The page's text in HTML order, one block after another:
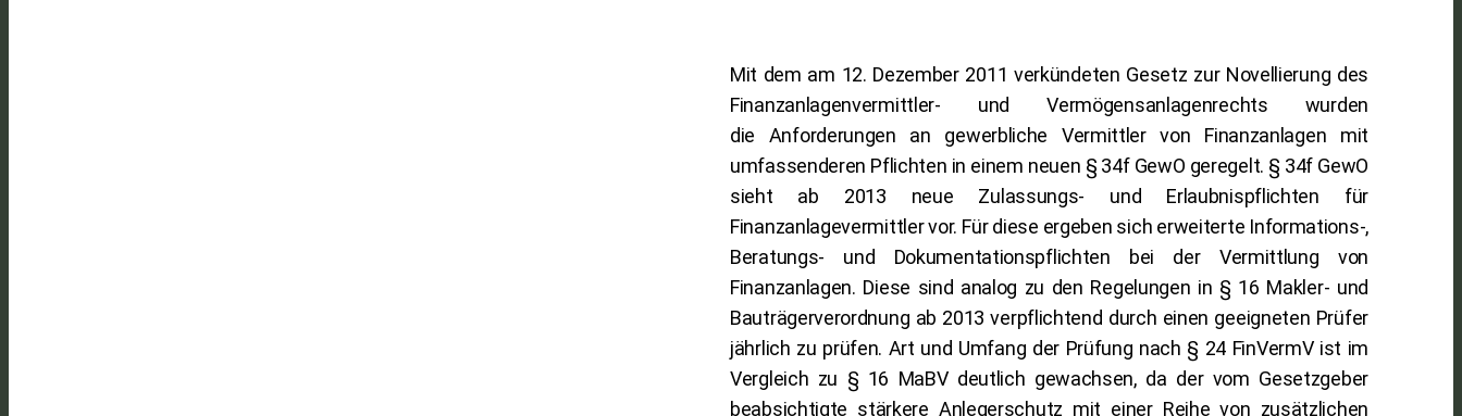
Mit dem am 12. Dezember 2011 verkündeten Gesetz zur Novellierung des
Finanzanlagenvermittler- und Vermögensanlagenrechts wurden
die Anforderungen an gewerbliche Vermittler von Finanzanlagen mit
umfassenderen Pflichten in einem neuen § 34f GewO geregelt. § 34f GewO
sieht ab 2013 neue Zulassungs- und Erlaubnispflichten für
Finanzanlagevermittler vor. Für diese ergeben sich erweiterte Informations-,
Beratungs- und Dokumentationspflichten bei der Vermittlung von
Finanzanlagen. Diese sind analog zu den Regelungen in § 16 Makler- und
Bauträgerverordnung ab 2013 verpflichtend durch einen geeigneten Prüfer
jährlich zu prüfen. Art und Umfang der Prüfung nach § 24 FinVermV ist im
Vergleich zu § 16 MaBV deutlich gewachsen, da der vom Gesetzgeber
beabsichtigte stärkere Anlegerschutz mit einer Reihe von zusätzlichen